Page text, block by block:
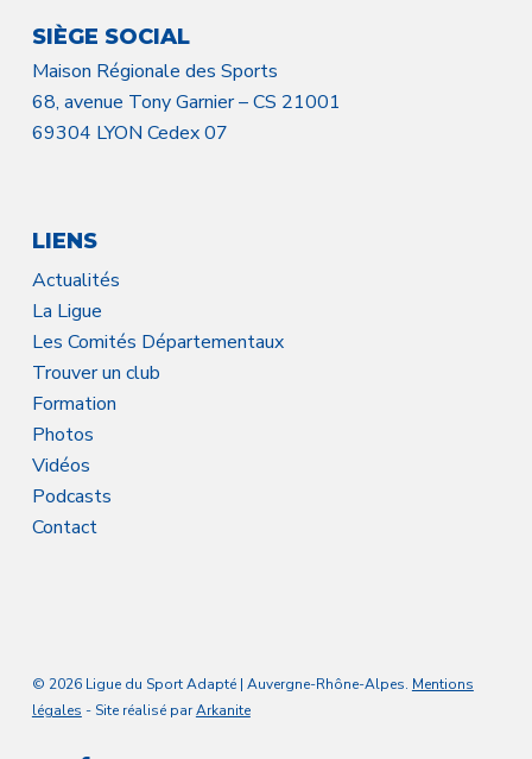
SIÈGE SOCIAL
Maison Régionale des Sports
68, avenue Tony Garnier – CS 21001
69304 LYON Cedex 07
LIENS
Actualités
La Ligue
Les Comités Départementaux
Trouver un club
Formation
Photos
Vidéos
Podcasts
Contact
© 2026 Ligue du Sport Adapté | Auvergne-Rhône-Alpes. Mentions
légales - Site réalisé parArkanite